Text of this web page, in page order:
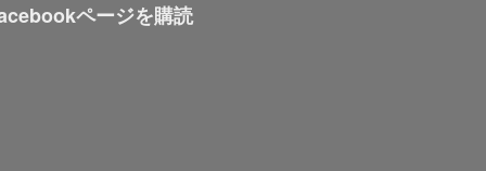
ページを購読